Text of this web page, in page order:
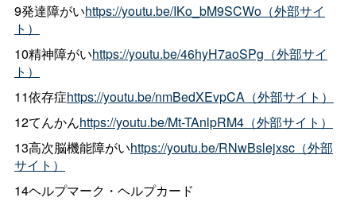
9発達障がいhttps://youtu.be/IKo_bM9SCWo（外部サイ
ト）
10精神障がいhttps://youtu.be/46hyH7aoSPg（外部サイ
ト）
11依存症https://youtu.be/nmBedXEvpCA（外部サイト）
12てんかんhttps://youtu.be/Mt-TAnlpRM4（外部サイト）
13高次脳機能障がいhttps://youtu.be/RNwBslejxsc（外部
サイト）
14ヘルプマーク・ヘルプカード